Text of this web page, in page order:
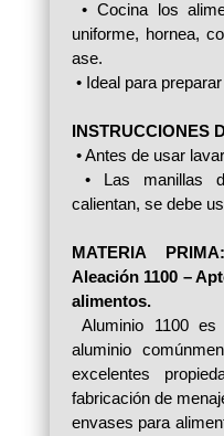
• Cocina los
uniforme, hornea,
ase.
• Ideal para
INSTRUCCIONES
• Antes de usar
• Las manillas
calientan, se debe
MATERIA PRIMA:
Aleación 1100 –
alimentos.
Aluminio 1100
aluminio
excelentes
fabricación de
envases para